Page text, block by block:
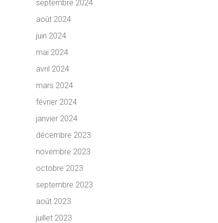
septembre 2024
août 2024
juin 2024
mai 2024
avril 2024
mars 2024
février 2024
janvier 2024
décembre 2023
novembre 2023
octobre 2023
septembre 2023
août 2023
juillet 2023